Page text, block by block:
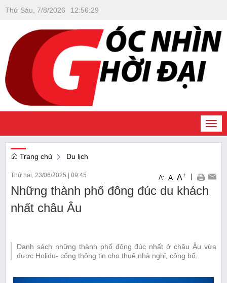
Thứ Sáu, 7/8/2026 12:56:30
Trang chủ Du lịch
Thứ hai, 23/06/2025 09:45 A- A A+ |
Những thành phố đông đúc du khách
nhất châu Âu
Danh sách những thành phố đông đúc nhất ở châu Âu vừa
được Holidu- cổng thông tin cho thuê nhà nghỉ, công bố.